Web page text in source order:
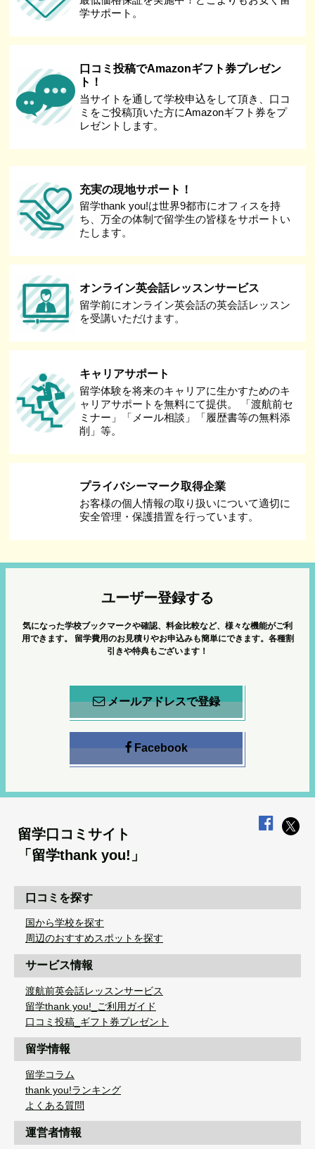
学サポート。
口コミ投稿でAmazonギフト券プレゼン
ト！
当サイトを通して学校申込をして頂き、口コ
ミをご投稿頂いた方にAmazonギフト券をプ
レゼントします。
充実の現地サポート！
留学thank you!は世界9都市にオフィスを持
ち、万全の体制で留学生の皆様をサポートい
たします。
オンライン英会話レッスンサービス
留学前にオンライン英会話の英会話レッスン
を受講いただけます。
キャリアサポート
留学体験を将来のキャリアに生かすためのキ
ャリアサポートを無料にて提供。 「渡航前セ
ミナー」「メール相談」「履歴書等の無料添
削」等。
プライバシーマーク取得企業
お客様の個人情報の取り扱いについて適切に
安全管理・保護措置を行っています。
ユーザー登録する
気になった学校ブックマークや確認、料金比較など、様々な機能がご利
用できます。
留学費用のお見積りやお申込みも簡単にできます。各種割
引きや特典もございます！
メールアドレスで登録
Facebook
留学口コミサイト
「留学thank you!」
口コミを探す
国から学校を探す
周辺のおすすめスポットを探す
サービス情報
渡航前英会話レッスンサービス
留学thank you!_ご利用ガイド
口コミ投稿_ギフト券プレゼント
留学情報
留学コラム
thank you!ランキング
よくある質問
運営者情報